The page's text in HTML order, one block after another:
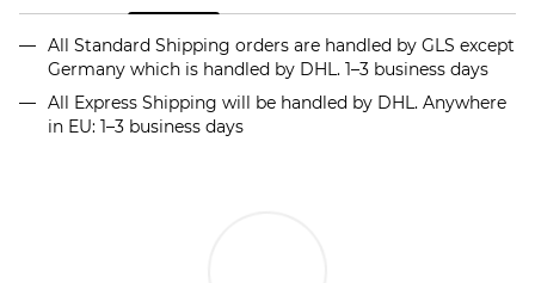
All Standard Shipping orders are handled by GLS except
Germany which is handled by DHL. 1–3 business days
All Express Shipping will be handled by DHL. Anywhere
in EU: 1–3 business days